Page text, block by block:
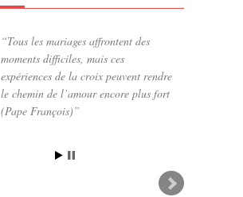
Tous les mariages affrontent des
moments difficiles, mais ces
expériences de la croix peuvent rendre
le chemin de l’amour encore plus fort
(Pape François)